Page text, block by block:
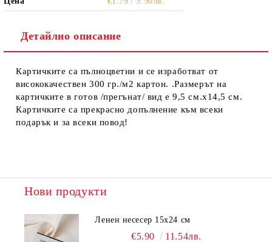
Детайлно описание
Картичките са пълноцветни и се изработват от
висококачествен 300 гр./м2 картон. .Размерът на
картичките в готов /прегънат/ вид е 9,5 см.х14,5 см.
Картичките са прекрасно допълнение към всеки
подарък и за всеки повод!
Нови продукти
Ленен несесер 15х24 см
€5.90 11.54лв.